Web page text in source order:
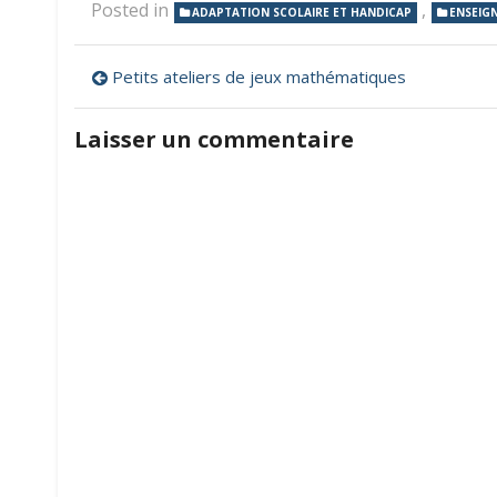
Posted in ADAPTATION SCOLAIRE ET HANDICAP ,
Navigation
de
l’article
Petits ateliers de jeux mathématiques
Laisser un commentaire